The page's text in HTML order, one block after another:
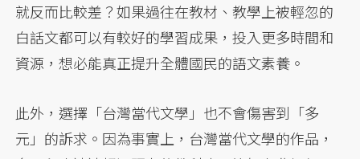
就反而比較差？如果過往在教材、教學上被輕忽的
白話文都可以有較好的學習成果，投入更多時間和
資源，想必能真正提升全體國民的語文素養。
此外，選擇「台灣當代文學」也不會傷害到「多
元」的訴求。因為事實上，台灣當代文學的作品，